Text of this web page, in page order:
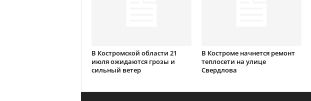
В Костромской области 21
июля ожидаются грозы и
сильный ветер
В Костроме начнется ремонт
теплосети на улице
Свердлова